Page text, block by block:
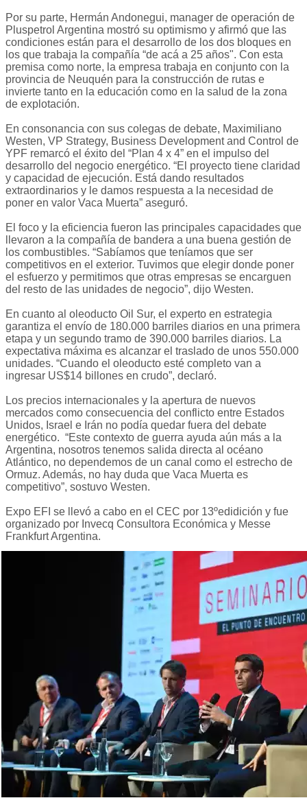
Por su parte, Hermán Andonegui, manager de operación de
Pluspetrol Argentina mostró su optimismo y afirmó que las
condiciones están para el desarrollo de los dos bloques en
los que trabaja la compañía “de acá a 25 años". Con esta
premisa como norte, la empresa trabaja en conjunto con la
provincia de Neuquén para la construcción de rutas e
invierte tanto en la educación como en la salud de la zona
de explotación.
En consonancia con sus colegas de debate, Maximiliano
Westen, VP Strategy, Business Development and Control de
YPF remarcó el éxito del “Plan 4 x 4” en el impulso del
desarrollo del negocio energético. “El proyecto tiene claridad
y capacidad de ejecución. Está dando resultados
extraordinarios y le damos respuesta a la necesidad de
poner en valor Vaca Muerta” aseguró.
El foco y la eficiencia fueron las principales capacidades que
llevaron a la compañía de bandera a una buena gestión de
los combustibles. “Sabíamos que teníamos que ser
competitivos en el exterior. Tuvimos que elegir donde poner
el esfuerzo y permitimos que otras empresas se encarguen
del resto de las unidades de negocio”, dijo Westen.
En cuanto al oleoducto Oil Sur, el experto en estrategia
garantiza el envío de 180.000 barriles diarios en una primera
etapa y un segundo tramo de 390.000 barriles diarios. La
expectativa máxima es alcanzar el traslado de unos 550.000
unidades. “Cuando el oleoducto esté completo van a
ingresar US$14 billones en crudo”, declaró.
Los precios internacionales y la apertura de nuevos
mercados como consecuencia del conflicto entre Estados
Unidos, Israel e Irán no podía quedar fuera del debate
energético. “Este contexto de guerra ayuda aún más a la
Argentina, nosotros tenemos salida directa al océano
Atlántico, no dependemos de un canal como el estrecho de
Ormuz. Además, no hay duda que Vaca Muerta es
competitivo”, sostuvo Westen.
Expo EFI se llevó a cabo en el CEC por 13ºedidición y fue
organizado por Invecq Consultora Económica y Messe
Frankfurt Argentina.